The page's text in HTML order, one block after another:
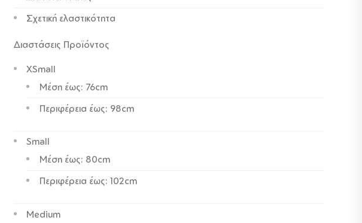
Σχετική ελαστικότητα
Διαστάσεις Προϊόντος
XSmall
Μέση έως: 76cm
Περιφέρεια έως: 98cm
Small
Μέση έως: 80cm
Περιφέρεια έως: 102cm
Medium